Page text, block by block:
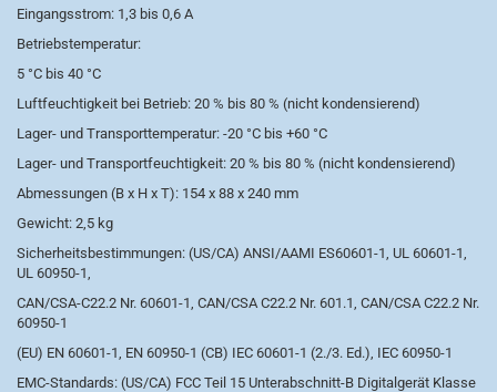
Eingangsstrom: 1,3 bis 0,6 A
Betriebstemperatur:
5 °C bis 40 °C
Luftfeuchtigkeit bei Betrieb: 20 % bis 80 % (nicht kondensierend)
Lager- und Transporttemperatur: -20 °C bis +60 °C
Lager- und Transportfeuchtigkeit: 20 % bis 80 % (nicht kondensierend)
Abmessungen (B x H x T): 154 x 88 x 240 mm
Gewicht: 2,5 kg
Sicherheitsbestimmungen: (US/CA) ANSI/AAMI ES60601-1, UL 60601-1,
UL 60950-1,
CAN/CSA-C22.2 Nr. 60601-1, CAN/CSA C22.2 Nr. 601.1, CAN/CSA C22.2 Nr.
60950-1
(EU) EN 60601-1, EN 60950-1 (CB) IEC 60601-1 (2./3. Ed.), IEC 60950-1
EMC-Standards: (US/CA) FCC Teil 15 Unterabschnitt-B Digitalgerät Klasse